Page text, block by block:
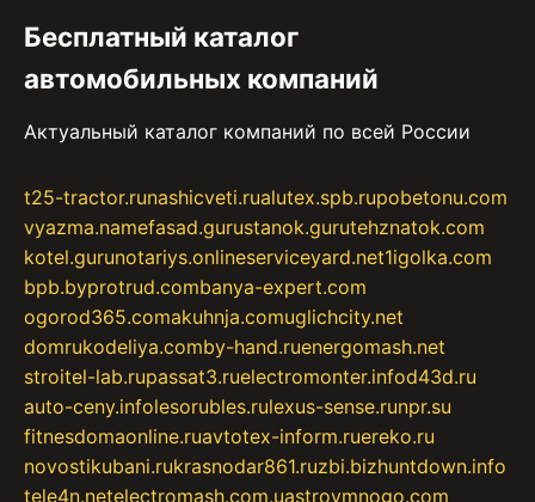
Бесплатный каталог
автомобильных компаний
Актуальный каталог компаний по всей России
t25-tractor.runashicveti.rualutex.spb.rupobetonu.com
vyazma.namefasad.gurustanok.gurutehznatok.com
kotel.gurunotariys.onlineserviceyard.net1igolka.com
bpb.byprotrud.combanya-expert.com
ogorod365.comakuhnja.comuglichcity.net
domrukodeliya.comby-hand.ruenergomash.net
stroitel-lab.rupassat3.ruelectromonter.infod43d.ru
auto-ceny.infolesorubles.rulexus-sense.runpr.su
fitnesdomaonline.ruavtotex-inform.ruereko.ru
novostikubani.rukrasnodar861.ruzbi.bizhuntdown.info
tele4n.netelectromash.com.uastroymnogo.com